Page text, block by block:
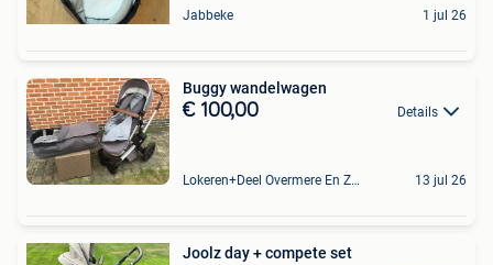
Jabbeke 1 jul 26
Buggy wandelwagen
€ 100,00 Details
Lokeren+Deel Overmere En Zele 13 jul 26
Joolz day + compete set